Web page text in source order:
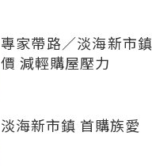
專家帶路／淡海新市
價 減輕購屋壓力
淡海新市鎮 首購族愛